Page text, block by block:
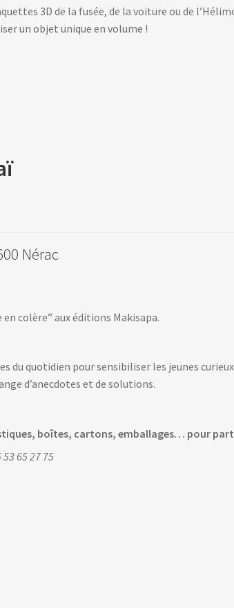
3D de la fusée, de la voiture ou de
un objet unique en volume !
Nérac
colère” aux éditions Makisapa.
du quotidien pour sensibiliser les jeunes
d’anecdotes et de solutions.
boîtes, cartons, emballages… pour
65 27 75